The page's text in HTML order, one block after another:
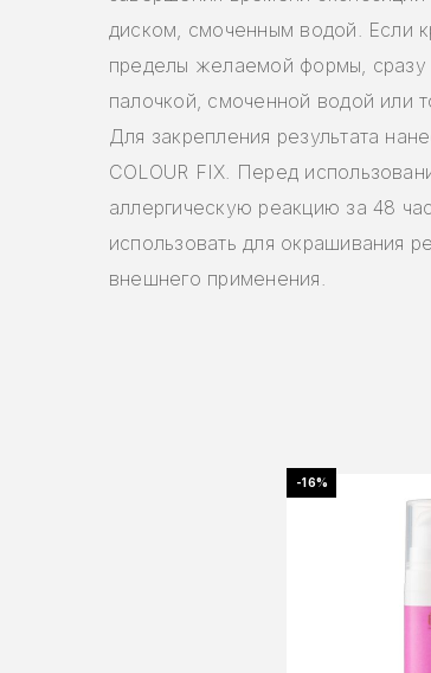
диском, смоченным водой. Если
пределы желаемой формы, сразу
палочкой, смоченной водой или
Для закрепления результата
COLOUR FIX. Перед
аллергическую реакцию за 48
использовать для окрашивания
внешнего применения.
-16%